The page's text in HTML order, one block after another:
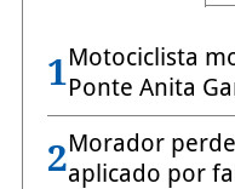
1Motociclista
Ponte Anita
2Morador
aplicado por